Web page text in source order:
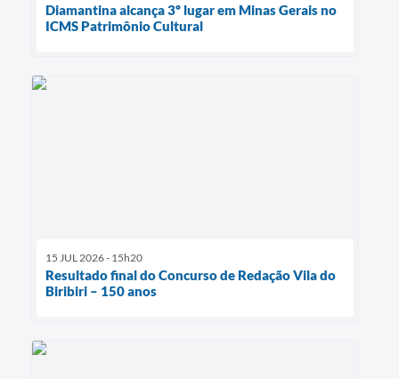
Diamantina alcança 3º lugar em Minas Gerais no
ICMS Patrimônio Cultural
15 JUL 2026 - 15h20
Resultado final do Concurso de Redação Vila do
Biribiri – 150 anos